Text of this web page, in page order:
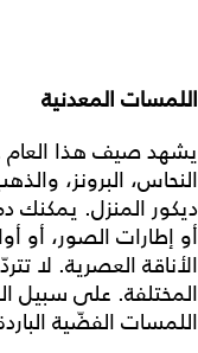
اللمسات المعدنية
يشهد صيف هذا العام
النحاس، البرونز،
ديكور المنزل. يمكنك
أو إطارات الصور، أو
الأناقة العصرية. لا
المختلفة. على سبيل
اللمسات الفضّية